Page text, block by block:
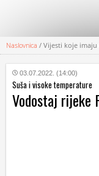
KATEGORIJE
HRVATSKI
WEB
Naslovnica / Vijesti koje imaju
03.07.2022. (14:00)
Suša i visoke temperature
Vodostaj rijeke